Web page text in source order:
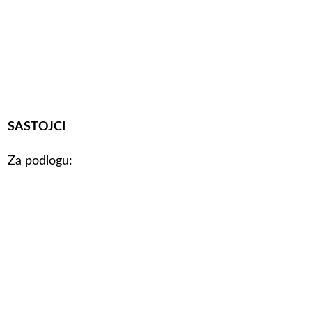
SASTOJCI
Za podlogu: